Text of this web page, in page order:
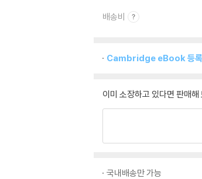
배송비
Cambridge eBook 등
이미 소장하고 있다면 판매해
국내배송만 가능